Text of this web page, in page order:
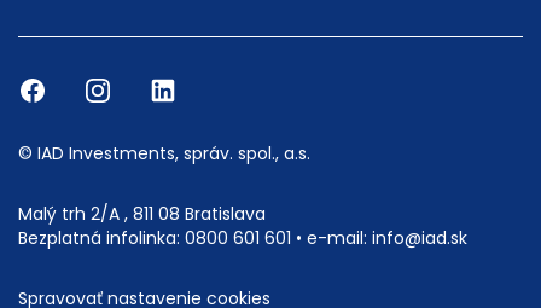
© IAD Investments, správ. spol., a.s.
Malý trh 2/A , 811 08 Bratislava
Bezplatná infolinka: 0800 601 601 • e-mail: info@iad.sk
Spravovať nastavenie cookies